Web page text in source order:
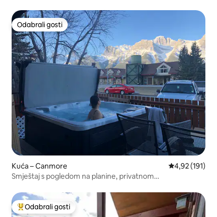
Odabrali gosti
Odabrali gosti
Kuća – Canmore Prosječna
4,92 (191)
Smještaj s pogledom na planine, privatnom
Među najviše rangiranima s oznakom „Odabrali gosti”
Odabrali gosti